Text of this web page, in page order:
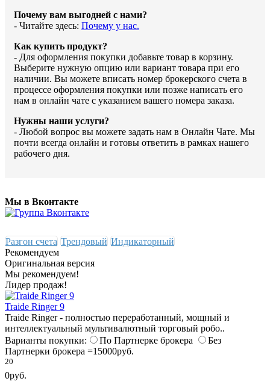
Почему вам выгодней с нами?
- Читайте здесь: Почему у нас.
Как купить продукт?
- Для оформления покупки добавьте товар в корзину.
Выберите нужную опцию или вариант товара при его
наличии. Вы можете вписать номер брокерского счета в
процессе оформления покупки или позже написать его
нам в онлайн чате с указанием вашего номера заказа.
Нужны наши услуги?
- Любой вопрос вы можете задать нам в Онлайн Чате. Мы
почти всегда онлайн и готовы ответить в рамках нашего
рабочего дня.
Мы в Вконтакте
Разгон счета Трендовый Индикаторный
Рекомендуем
Оригинальная версия
Мы рекомендуем!
Лидер продаж!
Traide Ringer 9
Traide Ringer - полностью переработанный, мощный и
интеллектуальный мультивалютный торговый робо..
Варианты покупки:
По Партнерке брокера
Без
Партнерки брокера =15000руб.
20
0руб.